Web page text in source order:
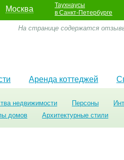
Москва
Таухнаусы
в Санкт-Петербурге
На странице содержатся
Аренда коттеджей
недвижимости Персоны
домов Архитектурные стили